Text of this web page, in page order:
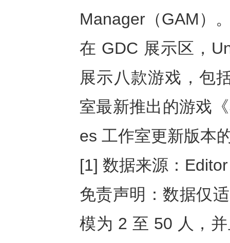
Manager（GAM）
在 GDC 展示区，
展示八款游戏，包
室最新推出的游戏
es 工作室更新版本
[1] 数据来源：
免责声明：数据仅
模为 2 至 50 人，